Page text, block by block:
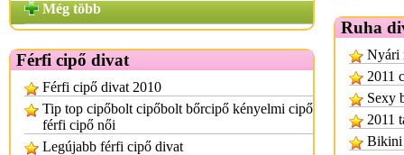
Még több
Férfi cipő divat
Férfi cipő divat 2010
Tip top cipőbolt cipőbolt bőrcipő kényelmi cipő
férfi cipő női
Legújabb férfi cipő divat
Ruha
Nyári
2011
Sexy
2011
Bikini